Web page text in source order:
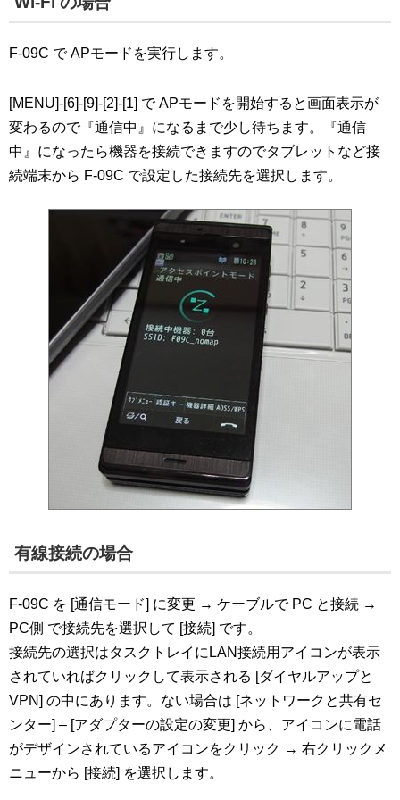
F-09C で APモードを実行します。
[MENU]-[6]-[9]-[2]-[1] で APモードを開始すると画面表示が
変わるので『通信中』になるまで少し待ちます。『通信
中』になったら機器を接続できますのでタブレットなど接
続端末から F-09C で設定した接続先を選択します。
有線接続の場合
F-09C を [通信モード] に変更 → ケーブルで PC と接続 →
PC側 で接続先を選択して [接続] です。
接続先の選択はタスクトレイにLAN接続用アイコンが表示
されていればクリックして表示される [ダイヤルアップと
VPN] の中にあります。ない場合は [ネットワークと共有セ
ンター] – [アダプターの設定の変更] から、アイコンに電話
がデザインされているアイコンをクリック → 右クリックメ
ニューから [接続] を選択します。